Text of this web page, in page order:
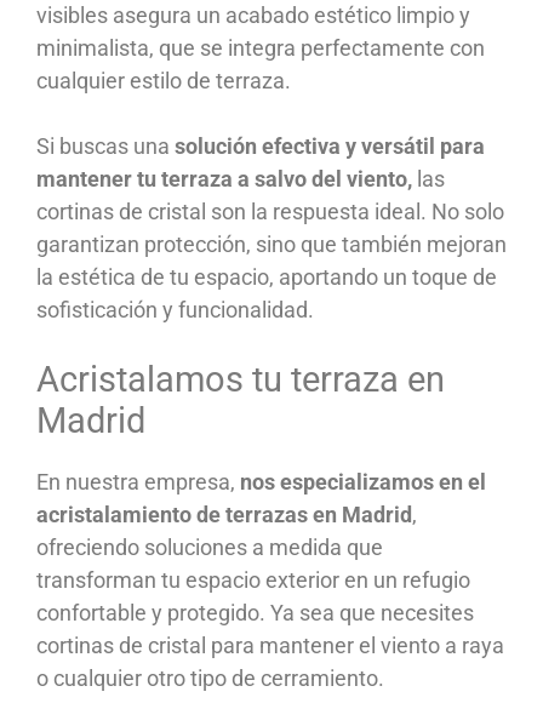
visibles asegura un acabado estético limpio y
minimalista, que se integra perfectamente con
cualquier estilo de terraza.
Si buscas una solución efectiva y versátil para
mantener tu terraza a salvo del viento, las
cortinas de cristal son la respuesta ideal. No solo
garantizan protección, sino que también mejoran
la estética de tu espacio, aportando un toque de
sofisticación y funcionalidad.
Acristalamos tu terraza en
Madrid
En nuestra empresa, nos especializamos en el
acristalamiento de terrazas en Madrid,
ofreciendo soluciones a medida que
transforman tu espacio exterior en un refugio
confortable y protegido. Ya sea que necesites
cortinas de cristal para mantener el viento a raya
o cualquier otro tipo de cerramiento.